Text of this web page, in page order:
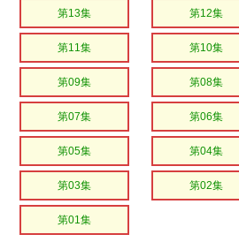
第13集 第12集
第11集 第10集
第09集 第08集
第07集 第06集
第05集 第04集
第03集 第02集
第01集